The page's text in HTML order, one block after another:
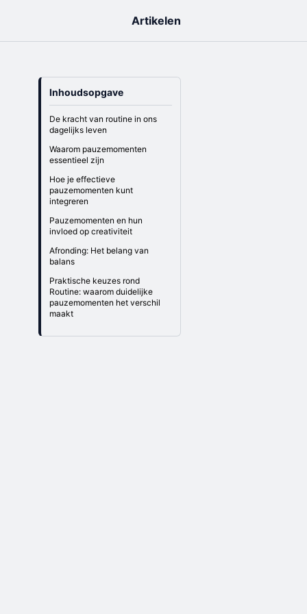
Artikelen
Inhoudsopgave
De kracht van routine in ons
dagelijks leven
Waarom pauzemomenten
essentieel zijn
Hoe je effectieve
pauzemomenten kunt
integreren
Pauzemomenten en hun
invloed op creativiteit
Afronding: Het belang van
balans
Praktische keuzes rond
Routine: waarom duidelijke
pauzemomenten het verschil
maakt